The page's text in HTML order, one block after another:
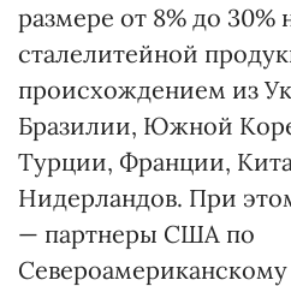
размере от 8% до 30%
сталелитейной
происхождением из
Бразилии, Южной
Турции, Франции,
Нидерландов. При
— партнеры США по